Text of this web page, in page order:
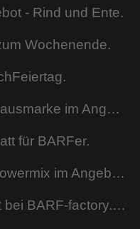
- Rind und Ente.
Wochenende.
Rindfleisch und Hausmarke im Angebot.
für BARFer.
Rindfleisch und Powermix im Angebot.
10% Oster-Rabatt bei BARF-factory.de